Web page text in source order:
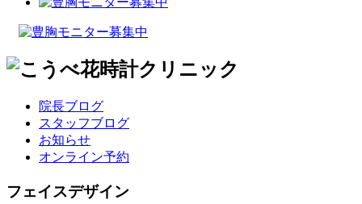
院長ブログ
スタッフブログ
お知らせ
オンライン予約
フェイスデザイン